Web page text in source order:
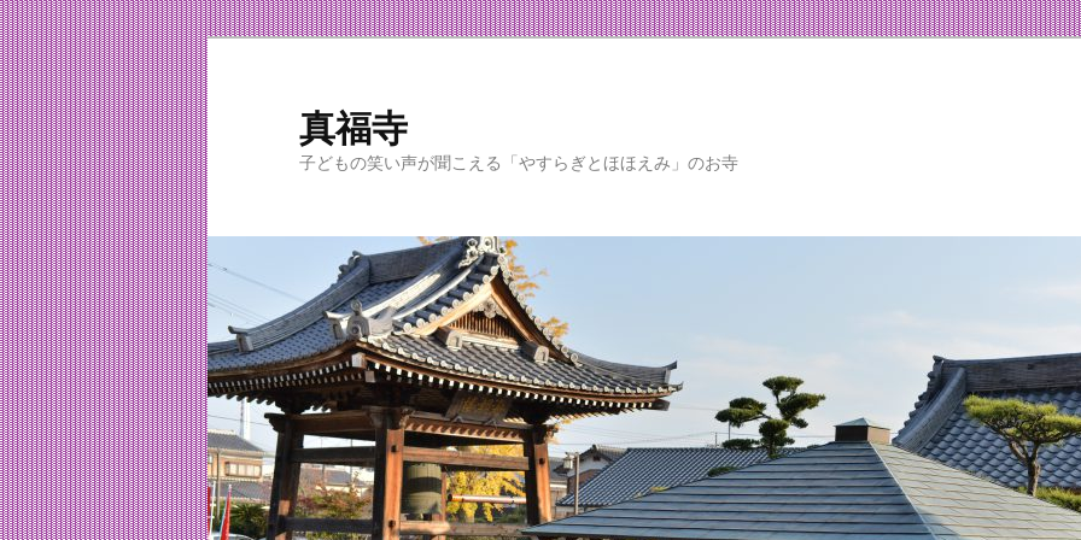
メ
イ
ン
コ
ン
テ
ン
ツ
へ
移
動
真福寺
子どもの笑い声が聞こえる「やすらぎとほほえみ」のお寺